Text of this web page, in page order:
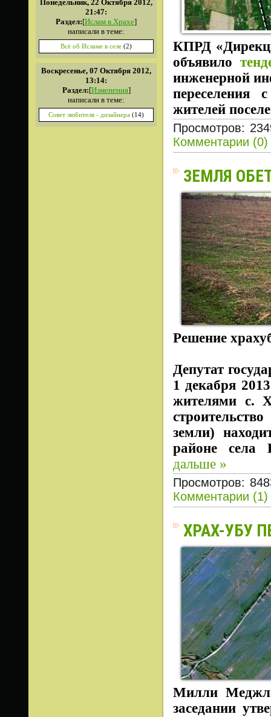
Понедельник, 22 Октября 2012,
21:47:
Раздел:[Ислам в Храхе]
написали в теме:
Всё об Исламе в селе (2)
Воскресенье, 07 Октября 2012,
13:14:
Раздел:[Изменения]
написали в теме:
Совет любителя - дизайнера (14)
КПРД
объявило
инженерной
переселения
жителей
Просмотров:
Комментарии (0)
ЗЕМЛЯ
Решение
Депутат
1 декабря
жителями с.
земли)
районе села
дальше »
Просмотров:
Комментарии (1)
ХРАХ-УБУ
Милли
заседании